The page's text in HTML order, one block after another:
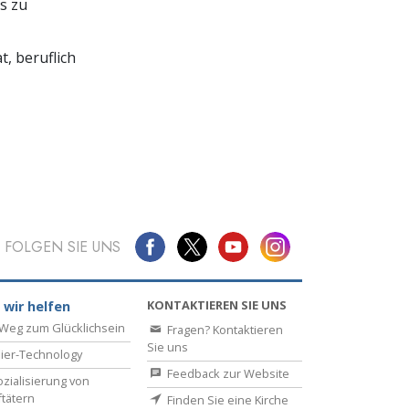
zu
beruflich
FOLGEN SIE UNS
wir helfen
zum Glücklichsein
Technology
von
KONTAKTIEREN SIE UNS
Fragen? Kontaktieren
Sie uns
Feedback zur Website
Finden Sie eine Kirche